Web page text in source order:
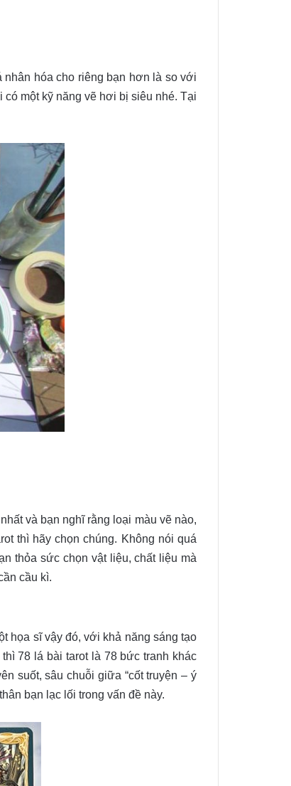
nhân hóa cho riêng bạn hơn là so với
một kỹ năng vẽ hơi bị siêu nhé. Tại
và bạn nghĩ rằng loại màu vẽ nào,
thì hãy chọn chúng. Không nói quá
thỏa sức chọn vật liệu, chất liệu mà
cầu kì.
họa sĩ vậy đó, với khả năng sáng tạo
78 lá bài tarot là 78 bức tranh khác
suốt, sâu chuỗi giữa “cốt truyện – ý
bạn lạc lối trong vấn đề này.